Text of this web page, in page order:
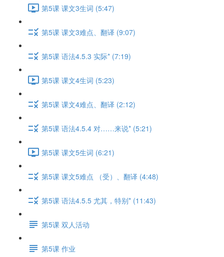
第5课 课文3生词 (5:47)
第5课 课文3难点、翻译 (9:07)
第5课 语法4.5.3 实际* (7:19)
第5课 课文4生词 (5:23)
第5课 课文4难点、翻译 (2:12)
第5课 语法4.5.4 对……来说* (5:21)
第5课 课文5生词 (6:21)
第5课 课文5难点 （受）、翻译 (4:48)
第5课 语法4.5.5 尤其，特别* (11:43)
第5课 双人活动
第5课 作业